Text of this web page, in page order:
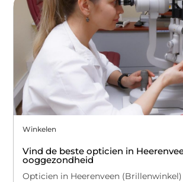
Winkelen
Vind de beste opticien in
ooggezondheid
Opticien in Heerenveen